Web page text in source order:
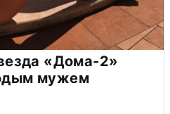
«Дома-2»
мужем